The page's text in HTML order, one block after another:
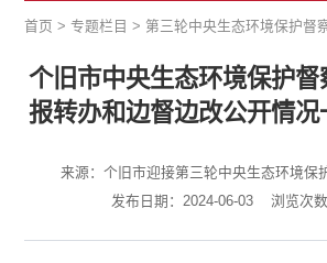
首页 >专题栏目 > 第三轮中央生态环境保护督
个旧市中央生态环境保护
报转办和边督边改公开情况
来源：个旧市迎接第三轮中央生态环境保
发布日期：2024-06-03
浏览次数